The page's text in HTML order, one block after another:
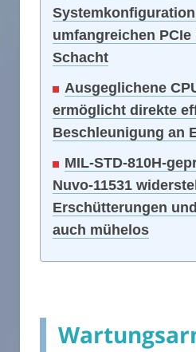
umfangreichen PCIe
Schacht
Ausgeglichene
ermöglicht direkte
Beschleunigung an
MIL-STD-810H-
Nuvo-11531
Erschütterungen
auch mühelos